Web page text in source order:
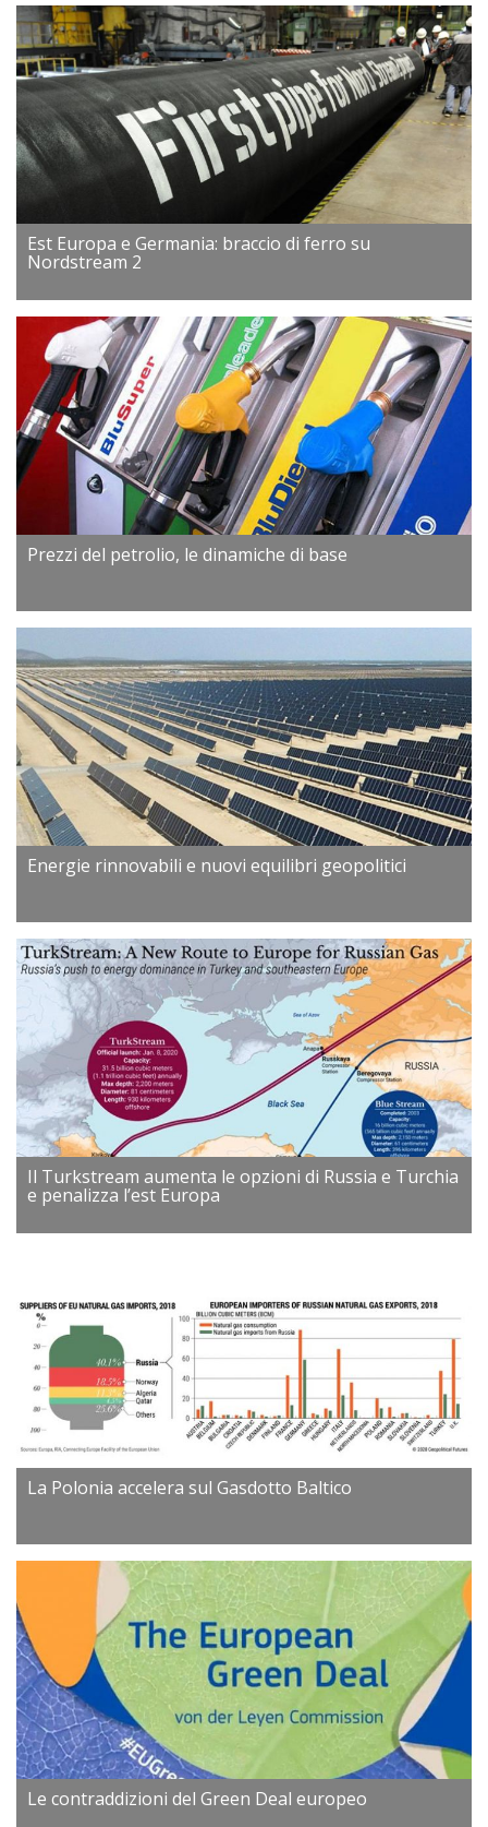
Est Europa e Germania: braccio di ferro su
Nordstream 2
Prezzi del petrolio, le dinamiche di base
Energie rinnovabili e nuovi equilibri geopolitici
Il Turkstream aumenta le opzioni di Russia e Turchia
e penalizza l’est Europa
La Polonia accelera sul Gasdotto Baltico
Le contraddizioni del Green Deal europeo